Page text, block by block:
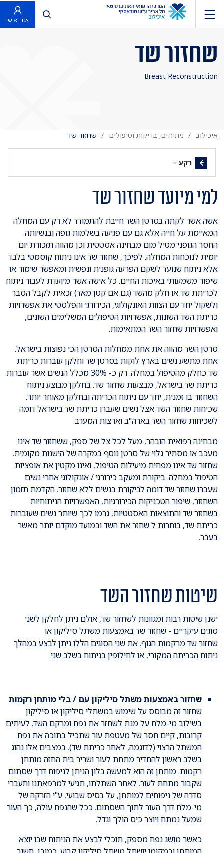
פתח חיפוש
אזור אישי
שחזור שד
Breast Reconstruction
איכילוב ניתוחים, בדיקות וטיפולים שחזור שד
רקע
למי מיועד שחזור שד
אשה אשר לקתה בסרטן השד חייבת להתמודד לא רק עם המחלה
המאיימת על חייה אלא גם עם פגיעה בשלמות גופה ובנשיותה.
החסר הגופני מטיל מום מבחינה אסטטית וכן מהווה תזכורת יום
יומית לנוכחות המחלה. לפיכך, שחזור שד אינו ניתוח קוסמטי בלבד
אלא ניתוח שנועד לשקם הפרעה גופנית ונפשית ומאפשר שימור או
שיפור משמעותי באיכות החיים. כל אישה אשר מיועדת לעבור ניתוח
לכריתת שד או חלק מהשד (גם אם קטן מאד) זכאית לקבל הסבר
ולשקול יחד עם הצוות האונקולוגי, הכירורגי והפלסטי את אפשרויות
כריתת השד השונות, אפשרויות הטיפולים המשלימים השונים,
ואפשרויות שחזור השד המתאימות.
סרטן השד מהווה את אחת ממחלות הסרטן הכי נפוצות בישראל.
אחת מתשע נשים בארץ לוקות בסרטן שד וחלקן עוברות כריתת
שד כחלק מהטיפול במחלה. רק כ- 30% מכלל הנשים אשר עוברות
כריתת שד בישראל, מבצעות שחזור שד. בחלקן מבוצע ניתוח
השחזור בו זמנית, יחד עם ניתוח הכריתה ובחלקן מאוחר יותר.
שכיחות שחזור השד אצל נשים שעברו כריתת שד בישראל דומה
לשכיחות שחזור השד בארה"ב וארצות המערב.
מבחינה רפואית הובהר, מעל לכל צל של ספק, ששחזור שד אינו
מעכב או מסתיר גלוי של סרטן נוסף במקרה של הישנות מקומית.
שחזור שד אינו מפחית מיעילות הטיפול, ואינו מקטין את אופציות
הטיפול במחלה. ביקורת ומעקב כירורגי / אונקולוגי אחרי נשים
שעברו שחזור שד דומה לביקורת בנשים ללא שחזור. הקדמת תזמון
השחזור, שיפור הטכניקות הכירורגיות, האפשרויות הניתוחיות
בשחזור שד והתוצאות האסטטיות, גרמו לכך שיותר נשים שעוברות
כריתת שד, בוחרות ל שחזר את השד ובמועד מוקדם יותר מאשר
בעבר.
שיטות שחזור השד
ישנן שיטות רבות ומגוונות לשחזור שד, אולם ניתן לחלקן לשני
סוגים עיקריים - שחזור שד באמצעות משתל סיליקון או
שחזור שד מרקמות הגוף. את שני הסוגים הללו ניתן לבצע במהלך
ניתוח הכריתה המקורי, או לחילופין בניתוח בשלב שני.
שחזור באמצעות משתל סיליקון עם / בלי מותחן רקמות
שחזור זה מבוסס על שימוש במשתלי סיליקון או סיליקון
בשילוב מי-מלח על מנת לשחזר את נפח ומרקם השד. לעיתים
קרובות, קיים חסר של מעטפת עור שתכיל בתוכה את נפח
המשתל הרצוי (לדוגמה, לאחר כריתת שד). במצבים אלו נהוג
בשלב ראשון להחדיר מתחת לעור ושריר בית החזה מותחן
רקמות. מותחן זה הוא למעשה בלון הניתן לניפוח דרך שסתום
שקבור מתחת לעור. לאחר השתלתו, תגיעי למרפאתנו ותעברי
סדרה של ניפוחים למותחן, על בסיס שבועי, ע"י הזרקה של
מי-מלח דרך העור לתוך השסתום. ככל שהנפח עולה, כך העור
שמעל נמתח ויוצר כיס הולך וגדל.
כאשר מושג נפח מספק, תוכלי לבצע את הניתוח שבו יוצא